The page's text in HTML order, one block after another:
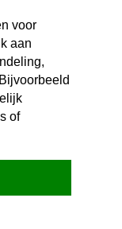
voor
aan
of